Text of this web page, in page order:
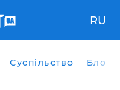
RU
Суспільство Блоги